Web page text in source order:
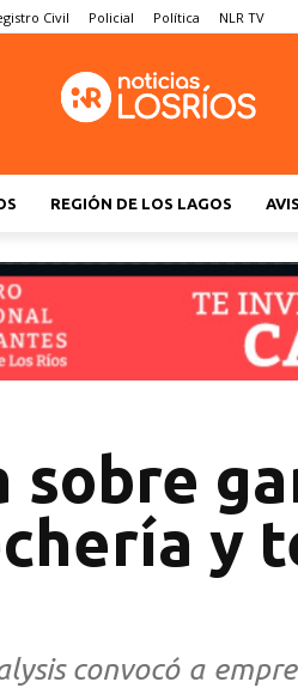
Civil Policial Política NLR TV
REGIÓN DE LOS LAGOS
sobre
y
convocó a